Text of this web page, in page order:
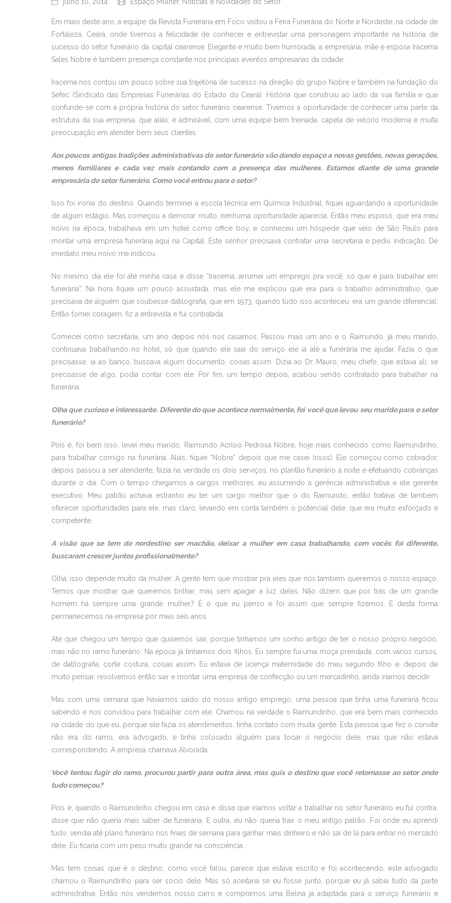
Em maio deste ano, a equipe da Revista Funerária em Foco visitou a Feira Funerária do Norte e Nordeste, na cidade de
Fortaleza, Ceará, onde tivemos a felicidade de conhecer e entrevistar uma personagem importante na história de
sucesso do setor funerário da capital cearense. Elegante e muito bem humorada, a empresária, mãe e esposa Iracema
Sales Nobre é também presença constante nos principais eventos empresarias da cidade.
Iracema nos contou um pouco sobre sua trajetória de sucesso na direção do grupo Nobre e também na fundação do
Sefec (Sindicato das Empresas Funerárias do Estado do Ceará). História que construiu ao lado da sua família e que
confunde-se com a própria história do setor funerário cearense. Tivemos a oportunidade de conhecer uma parte da
estrutura da sua empresa, que aliás, é admirável, com uma equipe bem treinada, capela de velório moderna e muita
preocupação em atender bem seus clientes.
Aos poucos antigas tradições administrativas do setor funerário vão dando espaço a novas gestões, novas gerações,
menos familiares e cada vez mais contando com a presença das mulheres. Estamos diante de uma grande
empresária do setor funerário. Como você entrou para o setor?
Isso foi ironia do destino. Quando terminei a escola técnica em Química Industrial, fiquei aguardando a oportunidade
de algum estágio. Mas começou a demorar muito, nenhuma oportunidade aparecia. Então meu esposo, que era meu
noivo na época, trabalhava em um hotel como office boy, e conheceu um hóspede que veio de São Paulo para
montar uma empresa funerária aqui na Capital. Este senhor precisava contratar uma secretária e pediu indicação. De
imediato meu noivo me indicou.
No mesmo dia ele foi até minha casa e disse “Iracema, arrumei um emprego pra você, só que é para trabalhar em
funerária”. Na hora fiquei um pouco assustada, mas ele me explicou que era para o trabalho administrativo, que
precisava de alguém que soubesse datilografia, que em 1973, quando tudo isso aconteceu, era um grande diferencial.
Então tomei coragem, fiz a entrevista e fui contratada.
Comecei como secretária, um ano depois nós nos casamos. Passou mais um ano e o Raimundo, já meu marido,
continuava trabalhando no hotel, só que quando ele saia do serviço ele ia até a funerária me ajudar. Fazia o que
precisasse, ia ao banco, buscava algum documento, coisas assim. Dizia ao Dr. Mauro, meu chefe, que estava ali, se
precisasse de algo, podia contar com ele. Por fim, um tempo depois, acabou sendo contratado para trabalhar na
funerária.
Olha que curioso e interessante. Diferente do que acontece normalmente, foi você que levou seu marido para o setor
funerário?
Pois é, foi bem isso, levei meu marido, Raimundo Acrísio Pedrosa Nobre, hoje mais conhecido como Raimundinho,
para trabalhar comigo na funerária. Aliás, fiquei “Nobre” depois que me casei (risos). Ele começou como cobrador,
depois passou a ser atendente, fazia na verdade os dois serviços, no plantão funerário à noite e efetuando cobranças
durante o dia. Com o tempo chegamos a cargos melhores, eu assumindo a gerência administrativa e ele gerente
executivo. Meu patrão achava estranho eu ter um cargo melhor que o do Raimundo, então tratava de também
oferecer oportunidades para ele, mas claro, levando em conta também o potencial dele, que era muito esforçado e
competente.
A visão que se tem do nordestino ser machão, deixar a mulher em casa trabalhando, com vocês foi diferente,
buscaram crescer juntos profissionalmente?
Olha, isso depende muito da mulher. A gente tem que mostrar pra eles que nós também queremos o nosso espaço.
Temos que mostrar que queremos brilhar, mas sem apagar a luz deles. Não dizem que por trás de um grande
homem há sempre uma grande mulher? É o que eu penso e foi assim que sempre fizemos. E desta forma
permanecemos na empresa por mais seis anos.
Até que chegou um tempo que quisemos sair, porque tínhamos um sonho antigo de ter o nosso próprio negócio,
mas não no ramo funerário. Na época já tínhamos dois filhos. Eu sempre fui uma moça prendada, com vários cursos,
de datilografia, corte costura, coisas assim. Eu estava de licença maternidade do meu segundo filho e, depois de
muito pensar, resolvemos então sair e montar uma empresa de confecção ou um mercadinho, ainda iríamos decidir.
Mas com uma semana que havíamos saído do nosso antigo emprego, uma pessoa que tinha uma funerária ficou
sabendo e nos convidou para trabalhar com ele. Chamou na verdade o Raimundinho, que era bem mais conhecido
na cidade do que eu, porque ele fazia os atendimentos, tinha contato com muita gente. Esta pessoa que fez o convite
não era do ramo, era advogado, e tinha colocado alguém para tocar o negócio dele, mas que não estava
correspondendo. A empresa chamava Alvorada.
Você tentou fugir do ramo, procurou partir para outra área, mas quis o destino que você retornasse ao setor onde
tudo começou?
Pois é, quando o Raimundinho chegou em casa e disse que iríamos voltar a trabalhar no setor funerário eu fui contra,
disse que não queria mais saber de funerária. E outra, eu não queria trair o meu antigo patrão. Foi onde eu aprendi
tudo, vendia até plano funerário nos finais de semana para ganhar mais dinheiro e não sai de lá para entrar no mercado
dele. Eu ficaria com um peso muito grande na consciência.
Mas tem coisas que é o destino, como você falou, parece que estava escrito e foi acontecendo, este advogado
chamou o Raimundinho para ser sócio dele. Mas só aceitaria se eu fosse junto, porque eu já sabia tudo da parte
administrativa. Então nós vendemos nosso carro e compramos uma Belina já adaptada para o serviço funerário e